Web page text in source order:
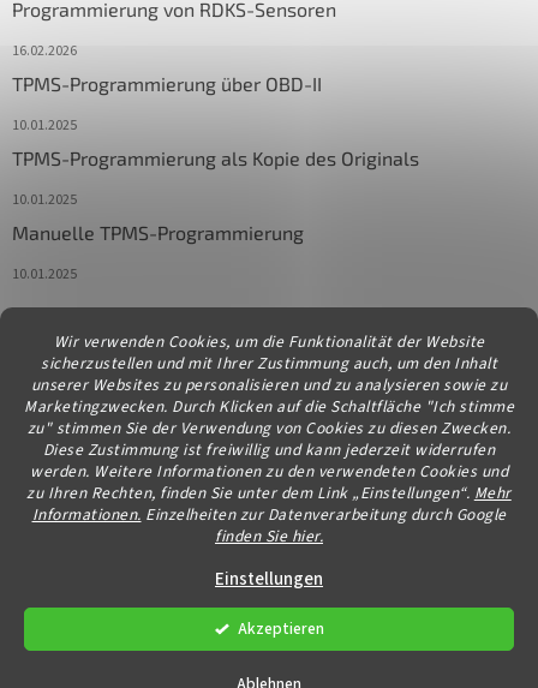
Wir verwenden Cookies, um die Funktionalität der Website
sicherzustellen und mit Ihrer Zustimmung auch, um den Inhalt
unserer Websites zu personalisieren und zu analysieren sowie zu
Marketingzwecken. Durch Klicken auf die Schaltfläche "Ich stimme
zu" stimmen Sie der Verwendung von Cookies zu diesen Zwecken.
Diese Zustimmung ist freiwillig und kann jederzeit widerrufen
werden. Weitere Informationen zu den verwendeten Cookies und
zu Ihren Rechten, finden Sie unter dem Link „Einstellungen“. Mehr
Informationen. Einzelheiten zur Datenverarbeitung durch Google
finden Sie hier.
Einstellungen
Akzeptieren
Programmierung von RDKS-Sensoren
16.02.2026
TPMS-Programmierung über OBD-II
10.01.2025
TPMS-Programmierung als Kopie des Originals
10.01.2025
Manuelle TPMS-Programmierung
10.01.2025
Kontakt
info@diagstore.at
Erstellt von Shoptet
Copyright 2026diagstore.at. Alle Rechte vorbehalten.Cookie-
Einstellungen ändern